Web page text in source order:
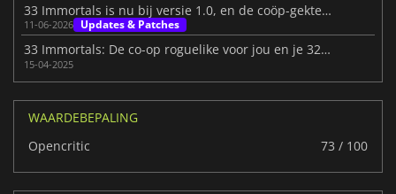
33 Immortals is nu bij versie 1.0, en de coöp-gekte is nog steeds even te gek
11-06-2026 Updates & Patches
33 Immortals: De co-op roguelike voor jou en je 32 vrienden
15-04-2025
WAARDEBEPALING
Opencritic
73 / 100